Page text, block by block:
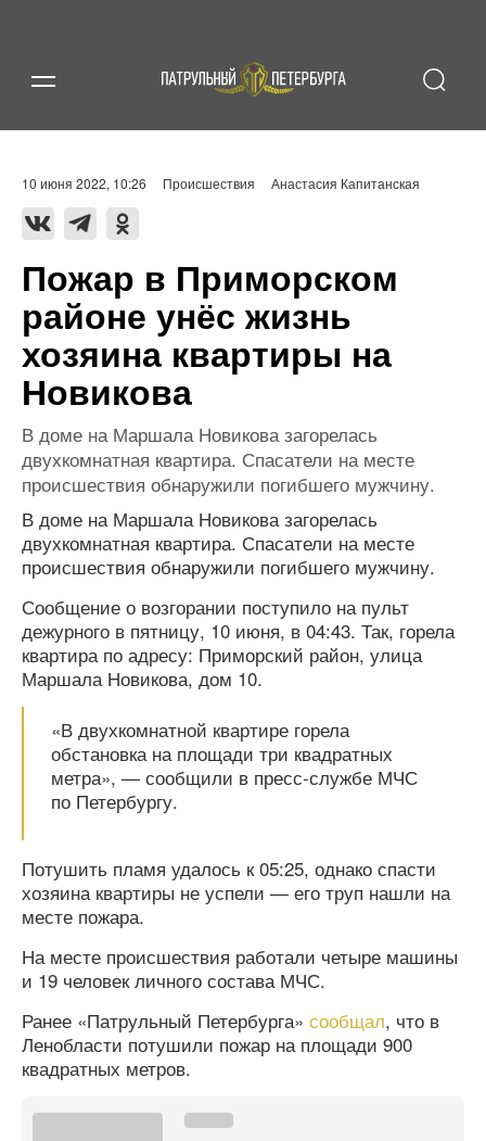
10 июня 2022, 10:26 Происшествия Анастасия Капитанская
Пожар в Приморском
районе унёс жизнь
хозяина квартиры на
Новикова
В доме на Маршала Новикова загорелась
двухкомнатная квартира. Спасатели на месте
происшествия обнаружили погибшего мужчину.
В доме на Маршала Новикова загорелась
двухкомнатная квартира. Спасатели на месте
происшествия обнаружили погибшего мужчину.
Сообщение о возгорании поступило на пульт
дежурного в пятницу, 10 июня, в 04:43. Так, горела
квартира по адресу: Приморский район, улица
Маршала Новикова, дом 10.
«В двухкомнатной квартире горела
обстановка на площади три квадратных
метра», — сообщили в пресс-службе МЧС
по Петербургу.
Потушить пламя удалось к 05:25, однако спасти
хозяина квартиры не успели — его труп нашли на
месте пожара.
На месте происшествия работали четыре машины
и 19 человек личного состава МЧС.
Ранее «Патрульный Петербурга» сообщал, что в
Ленобласти потушили пожар на площади 900
квадратных метров.